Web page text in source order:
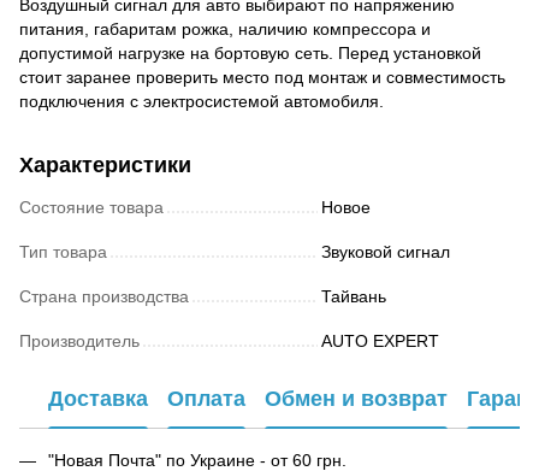
Воздушный сигнал для авто выбирают по напряжению
питания, габаритам рожка, наличию компрессора и
допустимой нагрузке на бортовую сеть. Перед установкой
стоит заранее проверить место под монтаж и совместимость
подключения с электросистемой автомобиля.
Характеристики
Состояние товара Новое
Тип товара Звуковой сигнал
Страна производства Тайвань
Производитель AUTO EXPERT
Доставка Оплата Обмен и возврат
"Новая Почта" по Украине - от 60 грн.